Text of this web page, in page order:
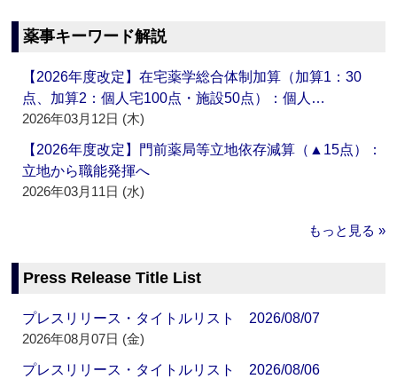
薬事キーワード解説
【2026年度改定】在宅薬学総合体制加算（加算1：30
点、加算2：個人宅100点・施設50点）：個人…
2026年03月12日 (木)
【2026年度改定】門前薬局等立地依存減算（▲15点）：
立地から職能発揮へ
2026年03月11日 (水)
もっと見る »
Press Release Title List
プレスリリース・タイトルリスト 2026/08/07
2026年08月07日 (金)
プレスリリース・タイトルリスト 2026/08/06